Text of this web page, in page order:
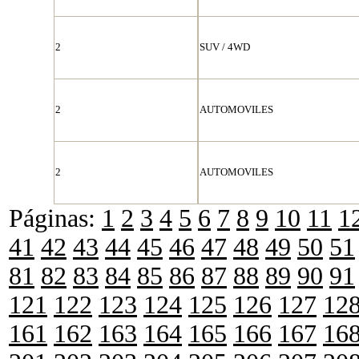
2 SUV / 4WD
2 AUTOMOVILES
2 AUTOMOVILES
Páginas: 1 2 3 4 5 6 7 8 9 10 11
41 42 43 44 45 46 47 48 49 50 51
81 82 83 84 85 86 87 88 89 90 91
121 122 123 124 125 126 127
161 162 163 164 165 166 167